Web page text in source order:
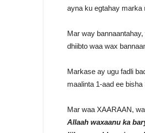
ayna ku egtahay marka
Mar way
dhiibto waa wax
Markase ay ugu fadli
maalinta 1-aad ee
Mar waa XAARAAN,
Allaah waxaanu ka